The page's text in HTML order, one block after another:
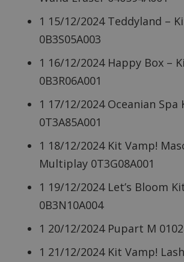
1 15/12/2024 Teddyland –
0B3S05A003
1 16/12/2024 Happy Box –
0B3R06A001
1 17/12/2024 Oceanian Spa
0T3A85A001
1 18/12/2024 Kit Vamp!
Multiplay 0T3G08A001
1 19/12/2024 Let’s Bloom
0B3N10A004
1 20/12/2024 Pupart M
1 21/12/2024 Kit Vamp!